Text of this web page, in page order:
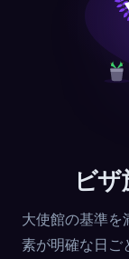
ビ
大使館の基準を
素が明確な日ご